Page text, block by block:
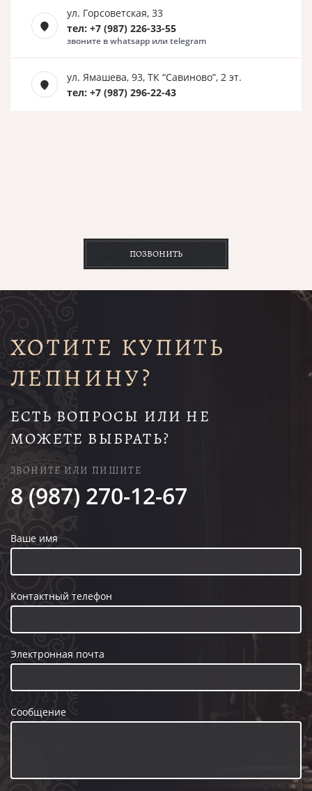
ул. Горсоветская, 33
тел: +7 (987) 226-33-55
звоните в whatsapp или telegram
ул. Ямашева, 93, ТК “Савиново”, 2 эт.
тел: +7 (987) 296-22-43
ПОЗВОНИТЬ
ХОТИТЕ КУПИТЬ
ЛЕПНИНУ?
ЕСТЬ ВОПРОСЫ ИЛИ НЕ
МОЖЕТЕ ВЫБРАТЬ?
ЗВОНИТЕ ИЛИ ПИШИТЕ
8 (987) 270-12-67
Ваше имя
Контактный телефон
Электронная почта
Сообщение